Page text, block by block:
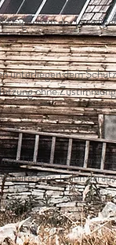
Eigentum der
unterliegen dem
ohne
Links zu unserer
oder Teilen